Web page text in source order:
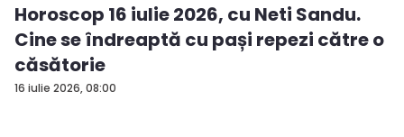
16 iulie 2026, 08:00
Horoscop 16 iulie 2026, cu Neti Sandu.
Cine se îndreaptă cu pași repezi către o
căsătorie